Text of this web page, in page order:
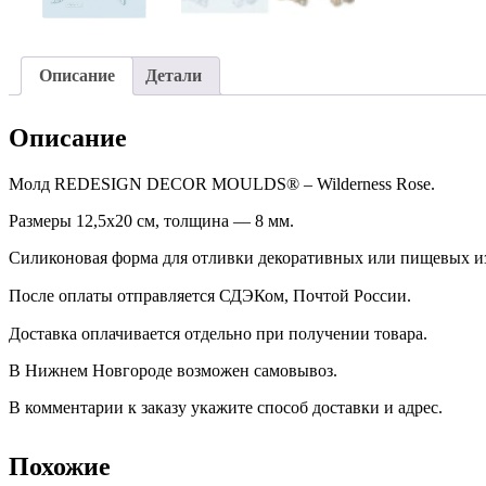
Описание Детали
Описание
Молд REDESIGN DECOR MOULDS® – Wilderness Rose.
Размеры 12,5х20 см, толщина — 8 мм.
Силиконовая форма для отливки декоративных или пищевых
После оплаты отправляется СДЭКом, Почтой России. ⠀
Доставка оплачивается отдельно при получении товара. ⠀
В Нижнем Новгороде возможен самовывоз.
В комментарии к заказу укажите способ доставки и адрес.
Похожие